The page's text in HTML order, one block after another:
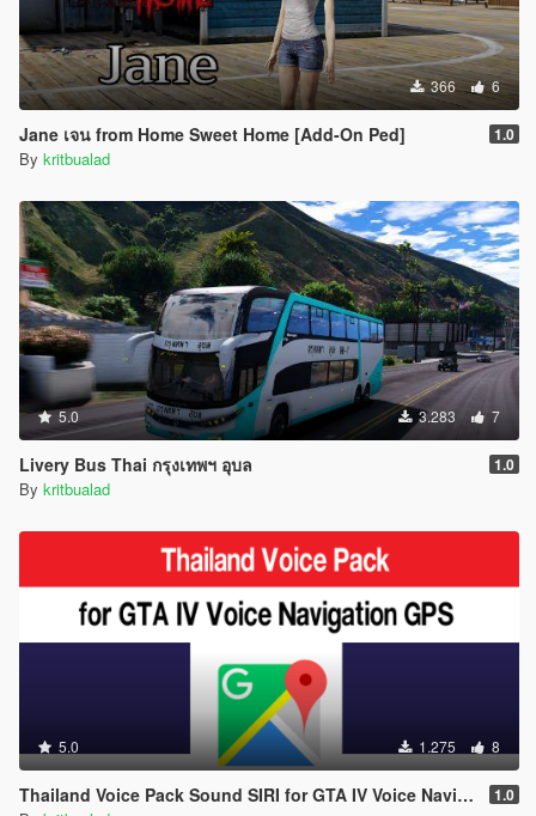
366 6
Jane เจน from Home Sweet Home [Add-On Ped] 1.0
By kritbualad
5.0 3.283 7
Livery Bus Thai กรุงเทพฯ อุบล 1.0
By kritbualad
5.0 1.275 8
Thailand Voice Pack Sound SIRI for GTA IV Voice Navigation GPS 1.0